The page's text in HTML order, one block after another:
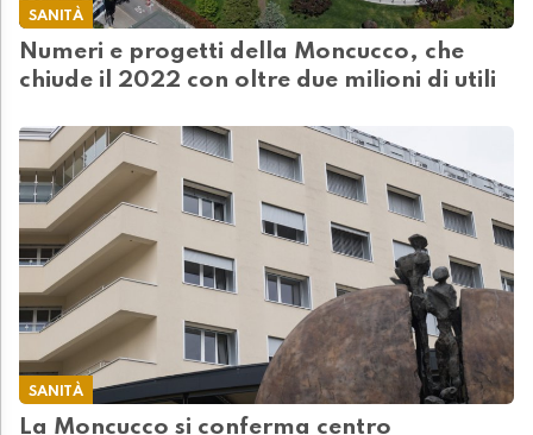
SANITÀ
Numeri e progetti della Moncucco, che
chiude il 2022 con oltre due milioni di utili
SANITÀ
La Moncucco si conferma centro